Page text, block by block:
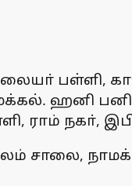
பள்ளி,
ஹனி
ராம் நகா்,
சாலை,